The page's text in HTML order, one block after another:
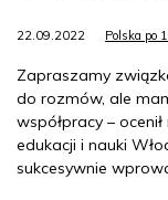
22.09.2022 Polska po
Zapraszamy
do rozmów, ale
współpracy –
edukacji i nauki
sukcesywnie